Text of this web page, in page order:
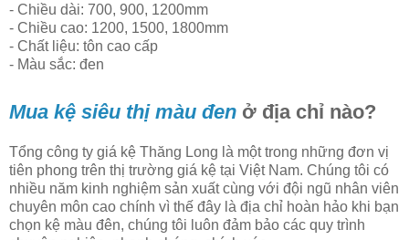
- Chiều dài: 700, 900, 1200mm
- Chiều cao: 1200, 1500, 1800mm
- Chất liệu: tôn cao cấp
- Màu sắc: đen
Mua kệ siêu thị màu đen ở địa chỉ nào?
Tổng công ty giá kệ Thăng Long là một trong những đơn vị
tiên phong trên thị trường giá kệ tại Việt Nam. Chúng tôi có
nhiều năm kinh nghiệm sản xuất cùng với đội ngũ nhân viên
chuyên môn cao chính vì thế đây là địa chỉ hoàn hảo khi bạn
chọn kệ màu đên, chúng tôi luôn đảm bảo các quy trình